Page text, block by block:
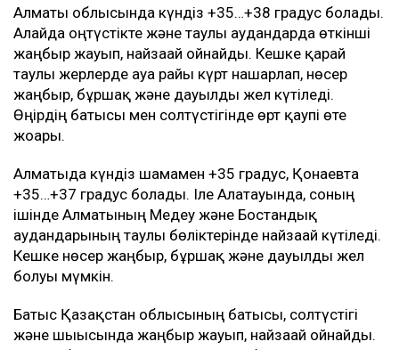
Алматы облысында күндіз +35…+38 градус болады.
Алайда оңтүстікте және таулы аудандарда өткінші
жаңбыр жауып, найзағай ойнайды. Кешке қарай
таулы жерлерде ауа райы күрт нашарлап, нөсер
жаңбыр, бұршақ және дауылды жел күтіледі.
Өңірдің батысы мен солтүстігінде өрт қаупі өте
жоғары.
Алматыда күндіз шамамен +35 градус, Қонаевта
+35…+37 градус болады. Іле Алатауында, соның
ішінде Алматының Медеу және Бостандық
аудандарының таулы бөліктерінде найзағай күтіледі.
Кешке нөсер жаңбыр, бұршақ және дауылды жел
болуы мүмкін.
Батыс Қазақстан облысының батысы, солтүстігі
және шығысында жаңбыр жауып, найзағай ойнайды.